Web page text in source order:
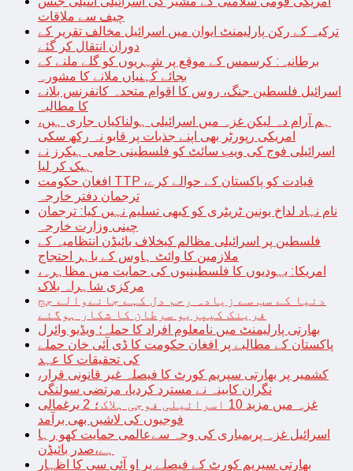
چیف سے ملاقات
ترکیہ کے رکن پارلیمنٹ ایوان میں اسرائیل مخالف تقریر کے
دوران انتقال کر گئے
برطانیہ: کرسمس کے موقع پر شہریوں کو گلے ملنے کے
بجائے کُہنیاں ملانے کا مشورہ
اسرائیل فلسطین جنگ، روس کا اقوام متحدہ کانفرنس بلانے
کا مطالبہ
ہم آرام دہ لیکن غزہ میں اسرائیلی ہولناکیاں جاری ہیں،
امریکی رپورٹر بھی اپنے جذبات پر قابو نہ رکھ سکی
اسرائیلی فوج کی ویب سائٹ کو فلسطینی حامی ہیکرز نے
ہیک کر لیا
افغان حکومت TTP قیادت کو پاکستان کے حوالے کرے،
ترجمان دفتر خارجہ
نام نہاد لداخ یونین ٹریٹری کو کبھی تسلیم نہیں کیا: ترجمان
چینی وزارت خارجہ
فلسطین پر اسرائیلی مظالم کیخلاف بائیڈن انتظامیہ کے
ملازمین کا وائٹ ہاوس کے باہر احتجاج
امریکا: یہودیوں کا فلسطینیوں کی حمایت میں مظاہرہ،
مرکزی شاہراہ بلاک
دنیا کے سب سے زیادہ رحم دل کہے جانےوالے جج
فرینک کیپریو سرطان کا شکار ہوگئے
بھارتی پارلیمنٹ میں نامعلوم افراد کا حملہ؛ ویڈیو وائرل
پاکستان کے مطالبے پر افغان حکومت کا ڈی آئی خان حملے
کی تحقیقات کا عہد
کشمیر پر بھارتی سپریم کورٹ کا فیصلہ غیر قانونی قرار،
نگران کابینہ نے مسترد کردیا، مرتضی سولنگی
غزہ میں مزید 10 اسرائیلی فوجی ہلاک؛ 2 یرغمالی
فوجیوں کی لاشیں بھی برآمد
اسرائیل غزہ پربمباری کی وجہ سےعالمی حمایت کھو رہا
ہے،صدر بائیڈن
بھارتی سپریم کورٹ کے فیصلے پر او آئی سی کا اظہارِ